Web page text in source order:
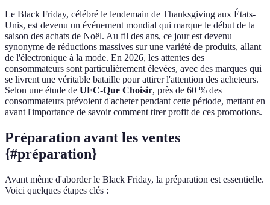
Le Black Friday, célébré le lendemain de Thanksgiving aux États-
Unis, est devenu un événement mondial qui marque le début de la
saison des achats de Noël. Au fil des ans, ce jour est devenu
synonyme de réductions massives sur une variété de produits, allant
de l'électronique à la mode. En 2026, les attentes des
consommateurs sont particulièrement élevées, avec des marques qui
se livrent une véritable bataille pour attirer l'attention des acheteurs.
Selon une étude de UFC-Que Choisir, près de 60 % des
consommateurs prévoient d'acheter pendant cette période, mettant en
avant l'importance de savoir comment tirer profit de ces promotions.
Préparation avant les ventes
{#préparation}
Avant même d'aborder le Black Friday, la préparation est essentielle.
Voici quelques étapes clés :